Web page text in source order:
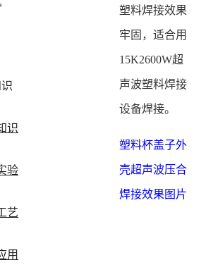
识
验
艺
用
塑料焊接效果
牢固，适合用
15K2600W超
声波塑料焊接
设备焊接。
塑料杯盖子外
壳超声波压合
焊接效果图片